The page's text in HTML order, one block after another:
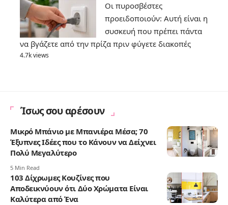
Οι πυροσβέστες
προειδοποιούν: Αυτή είναι η
συσκευή που πρέπει πάντα
να βγάζετε από την πρίζα πριν φύγετε διακοπές
4.7k views
Ίσως σου αρέσουν
Μικρό Μπάνιο με Μπανιέρα Μέσα; 70
Έξυπνες Ιδέες που το Κάνουν να Δείχνει
Πολύ Μεγαλύτερο
5 Min Read
103 Δίχρωμες Κουζίνες που
Αποδεικνύουν ότι Δύο Χρώματα Είναι
Καλύτερα από Ένα